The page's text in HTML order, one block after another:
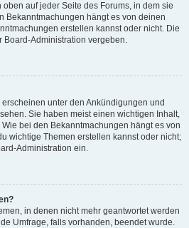
auf jeder Seite des Forums, in dem sie
Bekanntmachungen hängt es von deinen
erstellen kannst oder nicht. Die
Board-Administration vergeben.
unter den Ankündigungen und
Sie haben meist einen wichtigen Inhalt,
bei den Bekanntmachungen hängt es von
wichtige Themen erstellen kannst oder nicht;
Administration ein.
in denen nicht mehr geantwortet werden
Umfrage, falls vorhanden, beendet wurde.